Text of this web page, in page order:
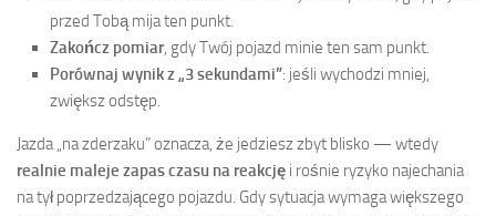
przed Tobą mija ten punkt.
Zakończ pomiar, gdy Twój pojazd minie ten sam punkt.
Porównaj wynik z „3 sekundami”: jeśli wychodzi mniej,
zwiększ odstęp.
Jazda „na zderzaku” oznacza, że jedziesz zbyt blisko — wtedy
realnie maleje zapas czasu na reakcję i rośnie ryzyko najechania
na tył poprzedzającego pojazdu. Gdy sytuacja wymaga większego